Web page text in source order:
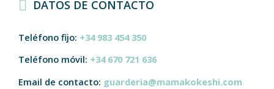
DATOS DE CONTACTO
Teléfono fijo: +34 983 454 350
Teléfono móvil: +34 670 721 636
Email de contacto: guarderia@mamakokeshi.com